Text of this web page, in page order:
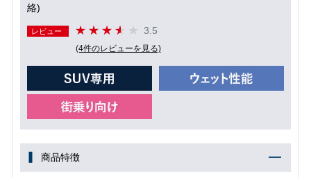
絡)
レビュー 3.5
(4件のレビューを見る)
商品特徴